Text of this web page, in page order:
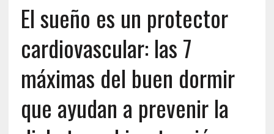
El sueño es un protector
cardiovascular: las 7
máximas del buen dormir
que ayudan a prevenir la